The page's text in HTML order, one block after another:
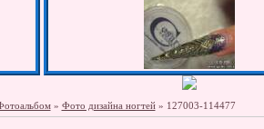
» Фото дизайна ногтей» 127003-114477